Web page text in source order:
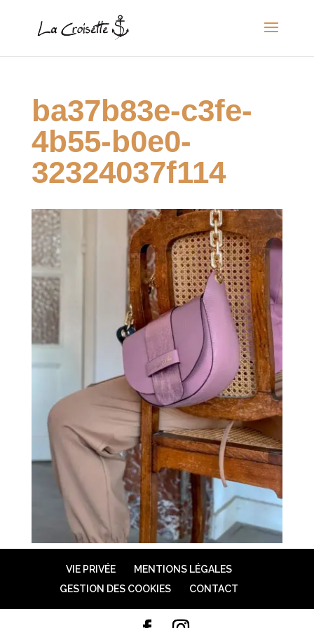
ba37b83e-c3fe-
4b55-b0e0-
32324037f114
VIE PRIVÉE
MENTIONS LÉGALES
GESTION DES COOKIES
CONTACT